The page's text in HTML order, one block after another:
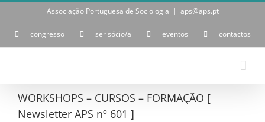
Skip
Associação Portuguesa de Sociologia | aps@aps.pt
congresso ser sócio/a eventos contactos
WORKSHOPS – CURSOS – FORMAÇÃO [
Newsletter APS nº 601 ]